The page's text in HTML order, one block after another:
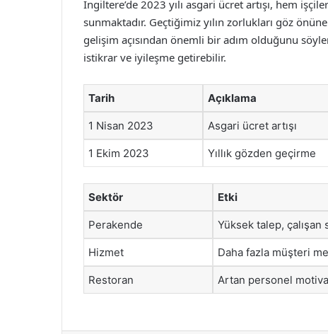
İngiltere’de 2023 yılı asgari ücret artışı, hem
sunmaktadır. Geçtiğimiz yılın zorlukları göz
gelişim açısından önemli bir adım olduğunu
istikrar ve iyileşme getirebilir.
Tarih Açıklama
1 Nisan 2023 Asgari ücret artışı
1 Ekim 2023 Yıllık gözden geçirme
Sektör Etki
Perakende Yüksek talep, çalışan
Hizmet Daha fazla müşteri
Restoran Artan personel